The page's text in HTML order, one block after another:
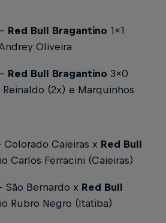
Red Bull Bragantino 1x1
Oliveira
Red Bull Bragantino 3x0
(2x) e Marquinhos
Caieiras x Red Bull
Carlos Ferracini (Caieiras)
Bernardo x Red Bull
Rubro Negro (Itatiba)